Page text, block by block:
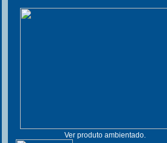
Ver produto ambientado.